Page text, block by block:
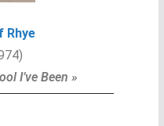
Rhye
I’ve Been »